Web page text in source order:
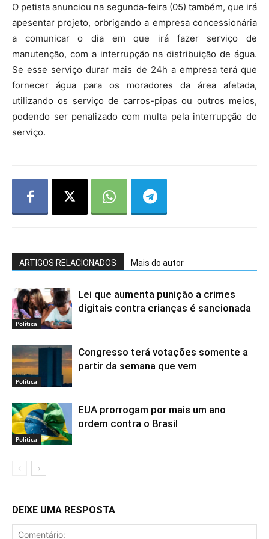
O petista anunciou na segunda-feira (05) também, que irá
apesentar projeto, orbrigando a empresa concessionária
a comunicar o dia em que irá fazer serviço de
manutenção, com a interrupção na distribuição de água.
Se esse serviço durar mais de 24h a empresa terá que
fornecer água para os moradores da área afetada,
utilizando os serviço de carros-pipas ou outros meios,
podendo ser penalizado com multa pela interrupção do
serviço.
ARTIGOS RELACIONADOS Mais do autor
Política
Lei que aumenta punição a crimes
digitais contra crianças é sancionada
Política
Congresso terá votações somente a
partir da semana que vem
Política
EUA prorrogam por mais um ano
ordem contra o Brasil
DEIXE UMA RESPOSTA